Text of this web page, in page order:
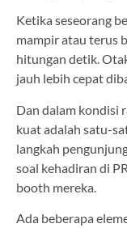
Ketika seseorang
mampir atau terus
hitungan detik.
jauh lebih cepat
Dan dalam kondisi
kuat adalah satu-
langkah
soal kehadiran di
booth mereka.
Ada beberapa